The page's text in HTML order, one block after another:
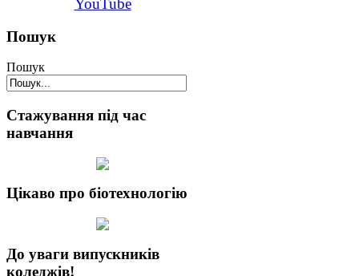
YouTube
Пошук
Пошук
Стажування під час
навчання
Цікаво про біотехнологію
До уваги випускників
коледжів!